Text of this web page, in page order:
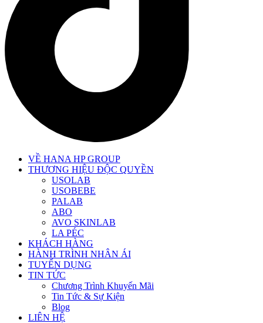
VỀ HANA HP GROUP
THƯƠNG HIỆU ĐỘC QUYỀN
USOLAB
USOBEBE
PALAB
ABO
AVO SKINLAB
LA PÉC
KHÁCH HÀNG
HÀNH TRÌNH NHÂN ÁI
TUYỂN DỤNG
TIN TỨC
Chương Trình Khuyến Mãi
Tin Tức & Sự Kiện
Blog
LIÊN HỆ